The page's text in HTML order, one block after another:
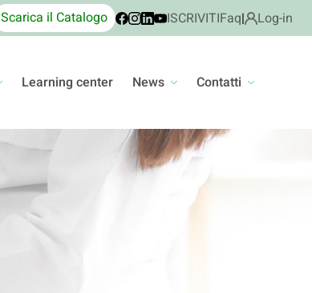
Scarica il Catalogo ISCRIVITIFaq| Log-in
Learning center News Contatti